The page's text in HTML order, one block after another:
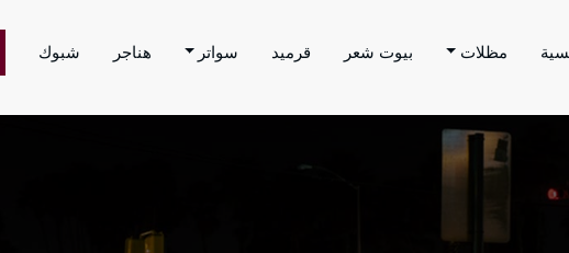
المظلات والسواتر والهناجر وغيرها من الاعمال في جميع
مظلات بيوت شعر قرميد سواتر هناجر شبوك